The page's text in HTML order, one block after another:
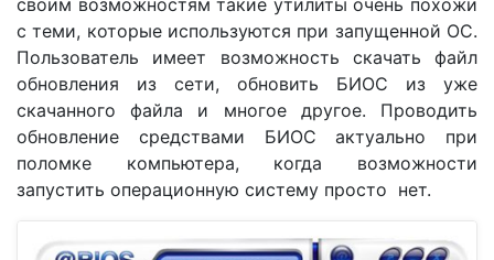
с теми, которые используются при запущенной ОС.
Пользователь имеет возможность скачать файл
обновления из сети, обновить БИОС из уже
скачанного файла и многое другое. Проводить
обновление средствами БИОС актуально при
поломке компьютера, когда возможности
запустить операционную систему просто нет.